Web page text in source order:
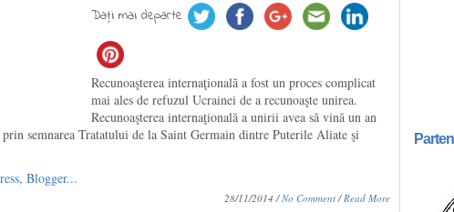
Daţi mai departe
Recunoaşterea internaţională a fost un proces complicat
mai ales de refuzul Ucrainei de a recunoaşte unirea.
Recunoaşterea internaţională a unirii avea să vină un an
semnarea Tratatului de la Saint Germain dintre Puterile Aliate şi
28/11/2014 /No Comment/Read More